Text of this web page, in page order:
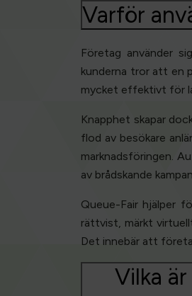
Varför
Företag använder
kunderna tror att en
mycket effektivt för
Knapphet skapar
flod av besökare
marknadsföringen.
av brådskande
Queue-Fair hjälper
rättvist, märkt
Det innebär att
Vilka